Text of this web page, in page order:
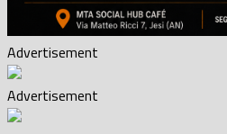
Advertisement
Advertisement